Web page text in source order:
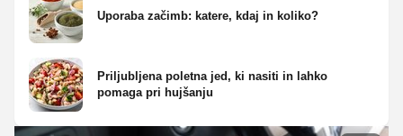
Uporaba začimb: katere, kdaj in koliko?
Priljubljena poletna jed, ki nasiti in lahko
pomaga pri hujšanju